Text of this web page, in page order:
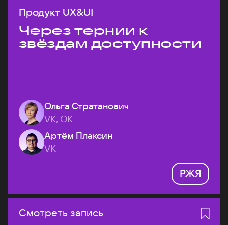
Продукт UX&UI
Через тернии к
звёздам доступности
Ольга Стратанович
VK, ОК
Артём Плаксин
VK
РЖЯ
Смотреть запись